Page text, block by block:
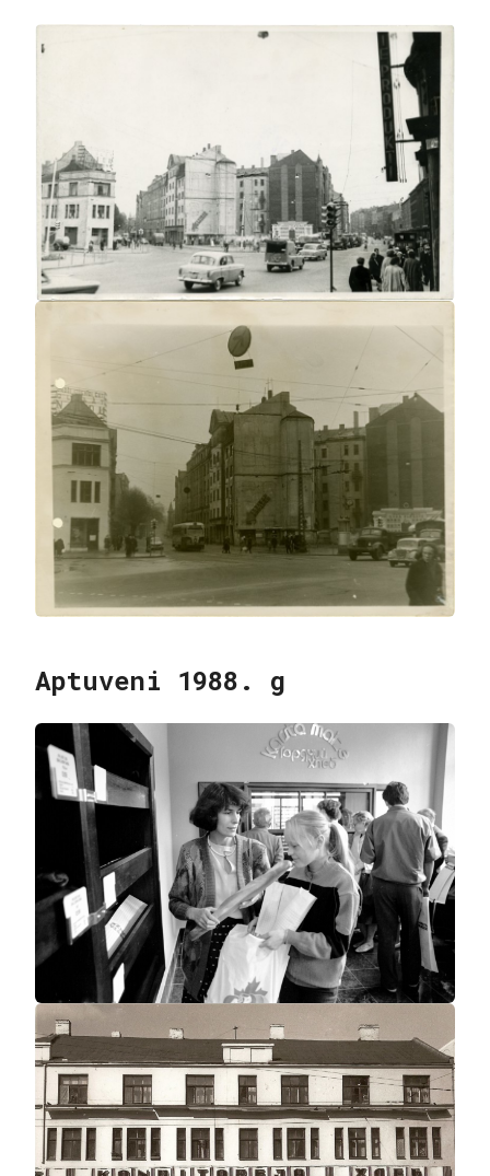
Aptuveni 1988. g